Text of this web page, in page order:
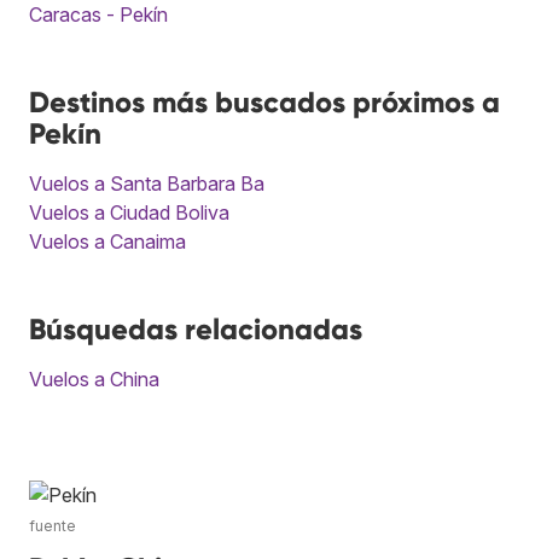
Caracas - Pekín
Destinos más buscados próximos a
Pekín
Vuelos a Santa Barbara Ba
Vuelos a Ciudad Boliva
Vuelos a Canaima
Búsquedas relacionadas
Vuelos a China
fuente